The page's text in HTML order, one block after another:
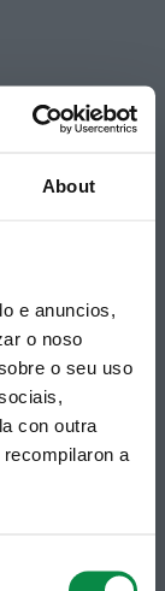
About
e anuncios,
o noso
o seu uso
con outra
a